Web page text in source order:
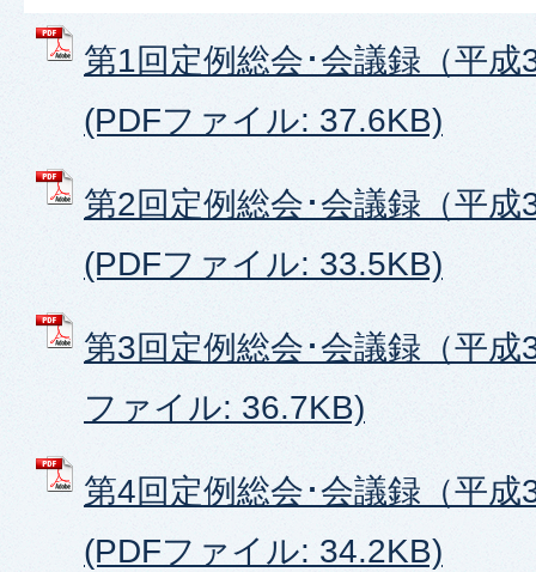
第1回定例総会･会議録（平
(PDFファイル: 37.6KB)
第2回定例総会･会議録（平
(PDFファイル: 33.5KB)
第3回定例総会･会議録（平
ファイル: 36.7KB)
第4回定例総会･会議録（平
(PDFファイル: 34.2KB)